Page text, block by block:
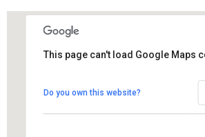
Carrer Major, 1 - Els Hostalets de
View Events
This page can't load Google Maps
Do you own this website?